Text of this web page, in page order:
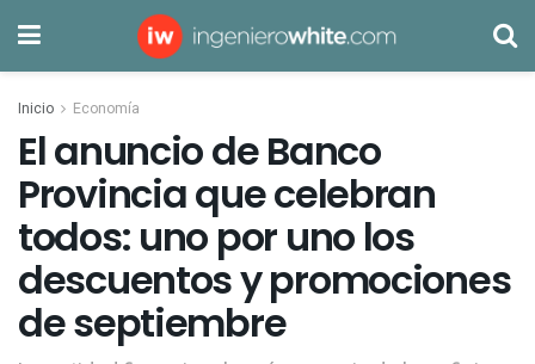
Inicio Economía
El anuncio de Banco
Provincia que celebran
todos: uno por uno los
descuentos y promociones
de septiembre